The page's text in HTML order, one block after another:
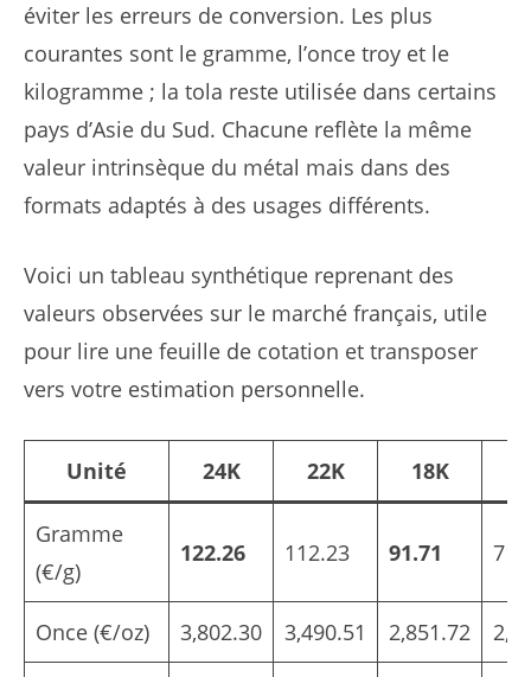
éviter les erreurs de conversion. Les plus
courantes sont le gramme, l’once troy et le
kilogramme ; la tola reste utilisée dans certains
pays d’Asie du Sud. Chacune reflète la même
valeur intrinsèque du métal mais dans des
formats adaptés à des usages différents.
Voici un tableau synthétique reprenant des
valeurs observées sur le marché français, utile
pour lire une feuille de cotation et transposer
vers votre estimation personnelle.
Unité 24K 22K 18K
Gramme
(€/g)
122.26 112.23 91.71
Once (€/oz) 3,802.30 3,490.51 2,851.72